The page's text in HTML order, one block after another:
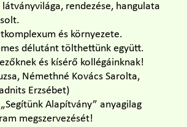
rendezése, hangulata
és környezete.
délutánt tölthettünk együtt.
és kísérő kollégáinknak!
Némethné Kovács Sarolta,
Erzsébet)
Alapítvány” anyagilag
megszervezését!